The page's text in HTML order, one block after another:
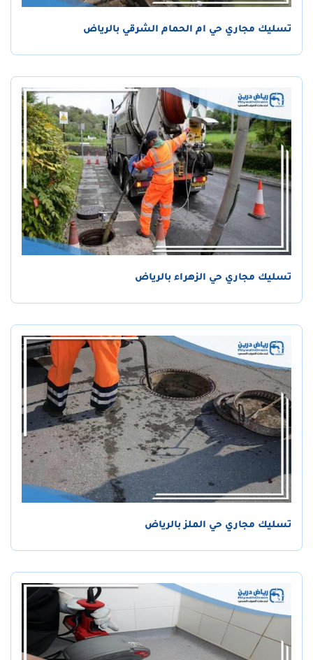
تسليك مجاري حي ام الحمام الشرقي بالرياض
تسليك مجاري حي الزهراء بالرياض
تسليك مجاري حي الملز بالرياض